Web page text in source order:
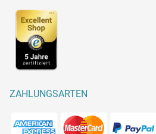
ZAHLUNGSARTEN